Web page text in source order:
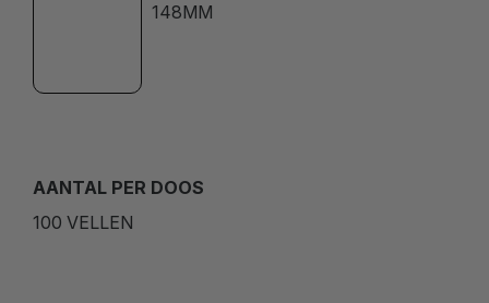
148MM
AANTAL PER DOOS
100 VELLEN